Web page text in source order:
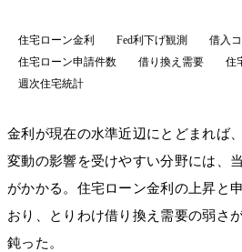
住宅ローン金利 Fed利下げ観測
借入
住宅ローン申請件数
借り換え需要 住
週次住宅統計
金利が現在の水準近辺にとどまれば
変動の影響を受けやすい分野には、
がかかる。住宅ローン金利の上昇と
おり、とりわけ借り換え需要の弱さ
鈍った。